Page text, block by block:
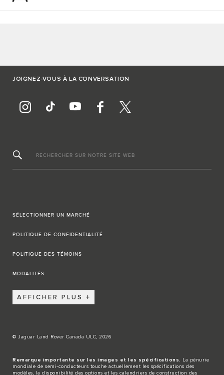
JOIGNEZ-VOUS À LA CONVERSATION
RECHERCHER SUR NOTRE SITE WEB
SÉLECTIONNER UN MARCHÉ
POLITIQUE DE CONFIDENTIALITÉ
POLITIQUE DES TÉMOINS
MODALITÉS
AFFICHER PLUS
© Jaguar Land Rover Canada ULC, 2026
Remarque importante sur les images et les spécifications.
La pénurie
mondiale de semi-conducteurs touche actuellement les spécifications des
modèles, la disponibilité des options et les calendriers de construction des